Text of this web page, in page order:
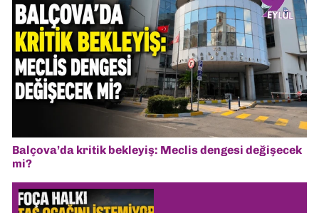
Balçova’da kritik bekleyiş: Meclis dengesi değişecek
mi?